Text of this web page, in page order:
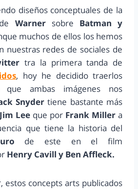
diseños conceptuales de la
Warnersobre Batman y
muchos de ellos los hemos
nuestras redes de sociales de
tra la primera tanda de
, hoy he decidido traerlos
ambas imágenes nos
Snyder tiene bastante más
Jim Lee que por Frank Miller a
que tiene la historia del
de este en el film
Henry Cavill y Ben Affleck.
estos concepts arts publicados